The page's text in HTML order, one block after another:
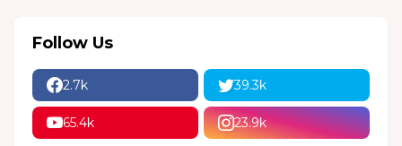
Follow Us
2.7k 39.3k
65.4k 23.9k